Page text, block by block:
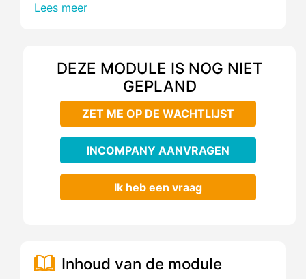
Lees meer
DEZE MODULE IS NOG NIET
GEPLAND
ZET ME OP DE WACHTLIJST
INCOMPANY AANVRAGEN
Ik heb een vraag
Inhoud van de module